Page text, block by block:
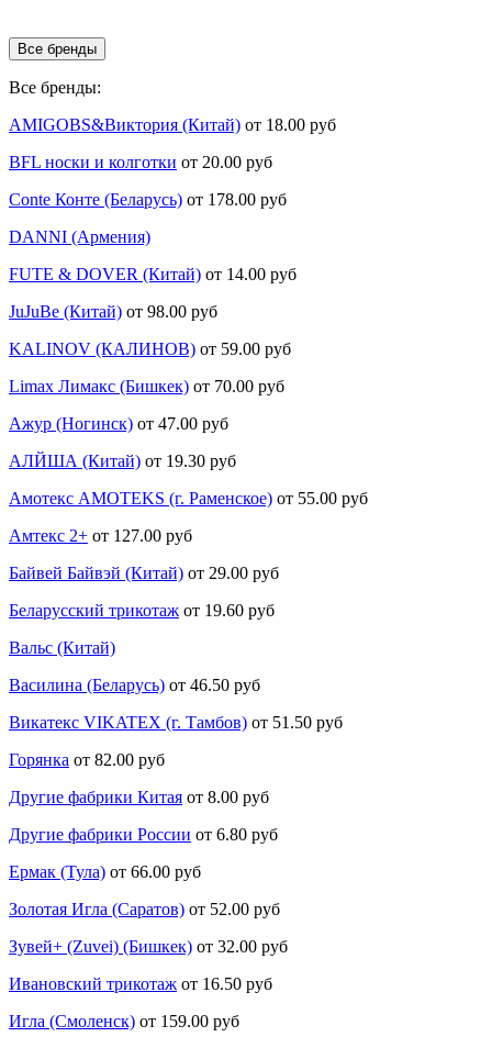
Все бренды
Все бренды:
AMIGOBS&Виктория (Китай) от 18.00 руб
BFL носки и колготки от 20.00 руб
Conte Конте (Беларусь) от 178.00 руб
DANNI (Армения)
FUTE & DOVER (Китай) от 14.00 руб
JuJuBe (Китай) от 98.00 руб
KALINOV (КАЛИНОВ) от 59.00 руб
Limax Лимакс (Бишкек) от 70.00 руб
Ажур (Ногинск) от 47.00 руб
АЛЙША (Китай) от 19.30 руб
Амотекс AMOTEKS (г. Раменское) от 55.00 руб
Амтекс 2+ от 127.00 руб
Байвей Байвэй (Китай) от 29.00 руб
Беларусский трикотаж от 19.60 руб
Вальс (Китай)
Василина (Беларусь) от 46.50 руб
Викатекс VIKATEX (г. Тамбов) от 51.50 руб
Горянка от 82.00 руб
Другие фабрики Китая от 8.00 руб
Другие фабрики России от 6.80 руб
Ермак (Тула) от 66.00 руб
Золотая Игла (Саратов) от 52.00 руб
Зувей+ (Zuvei) (Бишкек) от 32.00 руб
Ивановский трикотаж от 16.50 руб
Игла (Смоленск) от 159.00 руб